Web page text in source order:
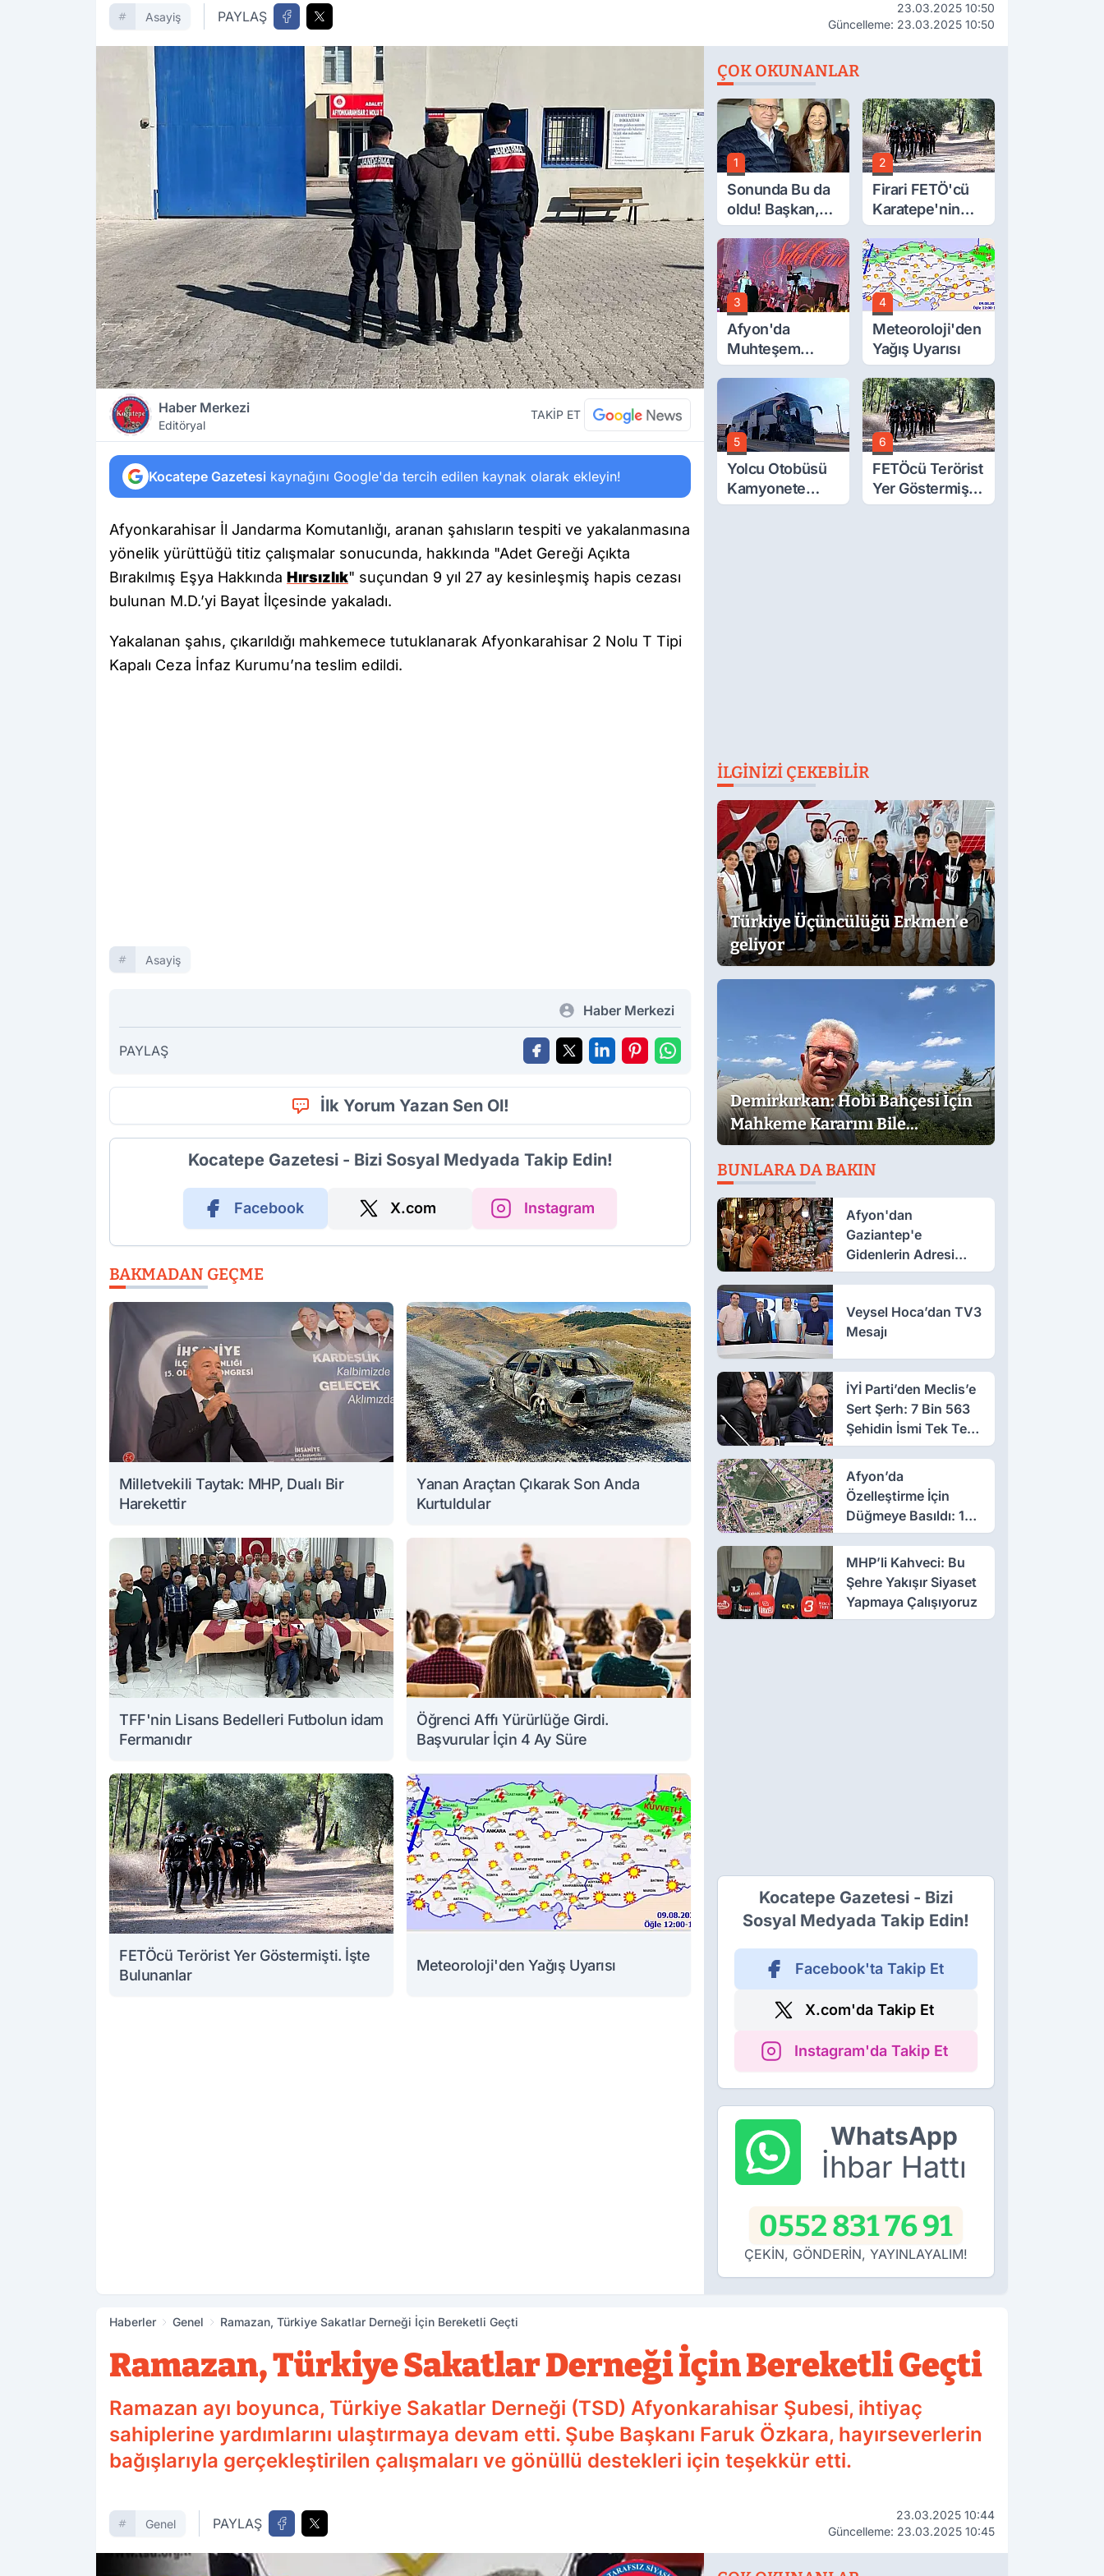
Asayiş PAYLAŞ
23.03.2025 10:50
Güncelleme: 23.03.2025 10:50
Haber Merkezi
Editöryal
TAKİP ET
Kocatepe Gazetesi kaynağını Google'da tercih edilen kaynak olarak ekleyin!
Afyonkarahisar İl Jandarma Komutanlığı, aranan şahısların tespiti ve yakalanmasına
yönelik yürüttüğü titiz çalışmalar sonucunda, hakkında "Adet Gereği Açıkta
Bırakılmış Eşya Hakkında Hırsızlık" suçundan 9 yıl 27 ay kesinleşmiş hapis cezası
bulunan M.D.’yi Bayat İlçesinde yakaladı.
Yakalanan şahıs, çıkarıldığı mahkemece tutuklanarak Afyonkarahisar 2 Nolu T Tipi
Kapalı Ceza İnfaz Kurumu’na teslim edildi.
Asayiş
Haber Merkezi
PAYLAŞ
İlk Yorum Yazan Sen Ol!
Kocatepe Gazetesi - Bizi Sosyal Medyada Takip Edin!
Facebook X.com Instagram
BAKMADAN GEÇME
Milletvekili Taytak: MHP, Dualı Bir
Harekettir
Yanan Araçtan Çıkarak Son Anda
Kurtuldular
TFF'nin Lisans Bedelleri Futbolun idam
Fermanıdır
Öğrenci Affı Yürürlüğe Girdi.
Başvurular İçin 4 Ay Süre
FETÖcü Terörist Yer Göstermişti. İşte
Bulunanlar
Meteoroloji'den Yağış Uyarısı
ÇOK OKUNANLAR
1
Sonunda Bu da
oldu! Başkan,
Meclis Üyesini
Hobi
Bahçesinden
Attırdı
2
Firari FETÖ'cü
Karatepe'nin
Gösterdiği
Yerler Didik
Didik Aranıyor
3
Afyon'da
Muhteşem
Düğün
4
Meteoroloji'den
Yağış Uyarısı
5
Yolcu Otobüsü
Kamyonete
Çarptı: 1 Ölü, 15
6
FETÖcü Terörist
Yer Göstermişti.
İşte Bulunanlar
İLGINIZI ÇEKEBILIR
Türkiye Üçüncülüğü Erkmen’e
geliyor
Demirkırkan: Hobi Bahçesi İçin
Mahkeme Kararını Bile
Bekleyemediler
BUNLARA DA BAKIN
Afyon'dan
Gaziantep'e
Gidenlerin Adresi
Belli Oldu!
Veysel Hoca’dan TV3
Mesajı
İYİ Parti’den Meclis’e
Sert Şerh: 7 Bin 563
Şehidin İsmi Tek Tek
Yazıldı
Afyon’da
Özelleştirme İçin
Düğmeye Basıldı: 10
Parsele 7 Kat İmar
MHP’li Kahveci: Bu
Şehre Yakışır Siyaset
Yapmaya Çalışıyoruz
Kocatepe Gazetesi - Bizi
Sosyal Medyada Takip Edin!
Facebook'ta Takip Et
X.com'da Takip Et
Instagram'da Takip Et
WhatsApp
İhbar Hattı
0552 831 76 91
ÇEKİN, GÖNDERİN, YAYINLAYALIM!
Haberler Genel Ramazan, Türkiye Sakatlar Derneği İçin Bereketli Geçti
Ramazan, Türkiye Sakatlar Derneği İçin Bereketli Geçti
Ramazan ayı boyunca, Türkiye Sakatlar Derneği (TSD) Afyonkarahisar Şubesi, ihtiyaç
sahiplerine yardımlarını ulaştırmaya devam etti. Şube Başkanı Faruk Özkara, hayırseverlerin
bağışlarıyla gerçekleştirilen çalışmaları ve gönüllü destekleri için teşekkür etti.
Genel PAYLAŞ
23.03.2025 10:44
Güncelleme: 23.03.2025 10:45